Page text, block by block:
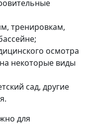
тренировкам,
осмотра
некоторые виды
сад, другие
для